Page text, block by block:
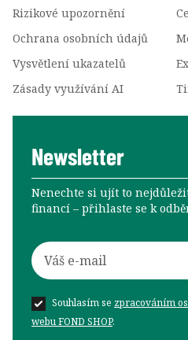
Rizikové upozornění
Ochrana osobních údajů
Vysvětlení ukazatelů
Zásady využívání AI
Newsletter
Nenechte si ujít to
financí –⁠⁠⁠⁠⁠⁠ přihlaste se k
Souhlasím se zpracováním
webu FOND SHOP.